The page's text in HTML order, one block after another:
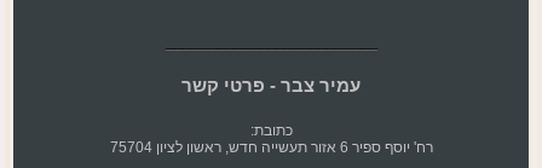
עמיר צבר - פרטי קשר
כתובת:
רח' יוסף ספיר 6 אזור תעשייה חדש, ראשון לציון 75704